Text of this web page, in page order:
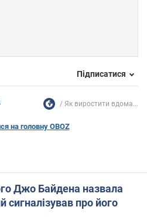
Підписатися
Як виростити вдома...
на головну OBOZ
Джо Байдена назвала
про його